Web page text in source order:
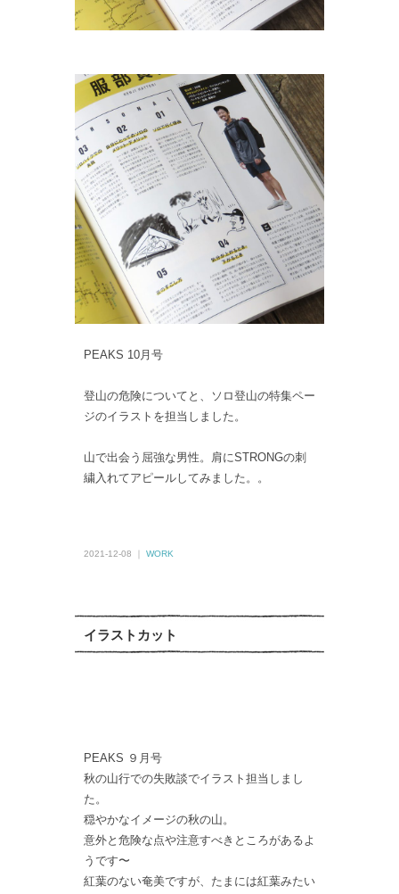
PEAKS 10月号
登山の危険についてと、ソロ登山の特集ペー
ジのイラストを担当しました。
山で出会う屈強な男性。肩にSTRONGの刺
繍入れてアピールしてみました。。
2021-12-08 ｜ WORK
イラストカット
PEAKS ９月号
秋の山行での失敗談でイラスト担当しまし
た。
穏やかなイメージの秋の山。
意外と危険な点や注意すべきところがあるよ
うです〜
紅葉のない奄美ですが、たまには紅葉みたい